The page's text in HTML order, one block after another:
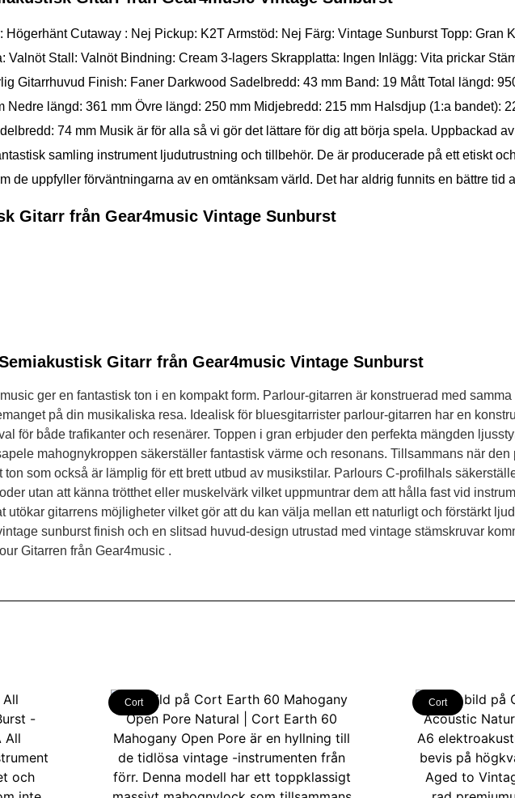
Cutaway : Nej Pickup: K2T Armstöd: Nej Färg: Vintage Sunburst Topp: Gran
Valnöt Stall: Valnöt Bindning: Cream 3-lagers Skrapplatta: Ingen Inlägg: Vita prickar
Gitarrhuvud Finish: Faner Darkwood Sadelbredd: 43 mm Band: 19 Mått Total längd:
Nedre längd: 361 mm Övre längd: 250 mm Midjebredd: 215 mm Halsdjup (1:a bandet):
74 mm Musik är för alla så vi gör det lättare för dig att börja spela. Uppbackad
samling instrument ljudutrustning och tillbehör. De är producerade på ett etiskt
de uppfyller förväntningarna av en omtänksam värld. Det har aldrig funnits en bättre tid
Gitarr från Gear4music Vintage Sunburst
Gitarr från Gear4music Vintage Sunburst
ger en fantastisk ton i en kompakt form. Parlour-gitarren är konstruerad med
på din musikaliska resa. Idealisk för bluesgitarrister parlour-gitarren har en
för både trafikanter och resenärer. Toppen i gran erbjuder den perfekta mängden
mahognykroppen säkerställer fantastisk värme och resonans. Tillsammans när
som också är lämplig för ett brett utbud av musikstilar. Parlours C-profilhals
utan att känna trötthet eller muskelvärk vilket uppmuntrar dem att hålla fast vid
utökar gitarrens möjligheter vilket gör att du kan välja mellan ett naturligt och förstärkt
sunburst finish och en slitsad huvud-design utrustad med vintage stämskruvar
Gitarren från Gear4music .
Cort Cort